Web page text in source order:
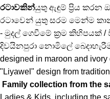
රටාවකින්යුතු ඇඳුම් ප්‍රිය කරන
රටාවෙන් යුතු සරම මෙන්ම
- මුදල් ගෙවීමේ ක්‍රම කිහිපයක්
දිවයිනපුරා නොමිලේ
designed in maroon and ivory
"Liyawel" design from
Family collection from the